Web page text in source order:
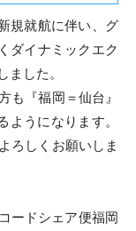
規就航に伴い、グ
ダイナミックエク
した。
も『福岡＝仙台』
うになります。
ろしくお願いしま
ードシェア便福岡